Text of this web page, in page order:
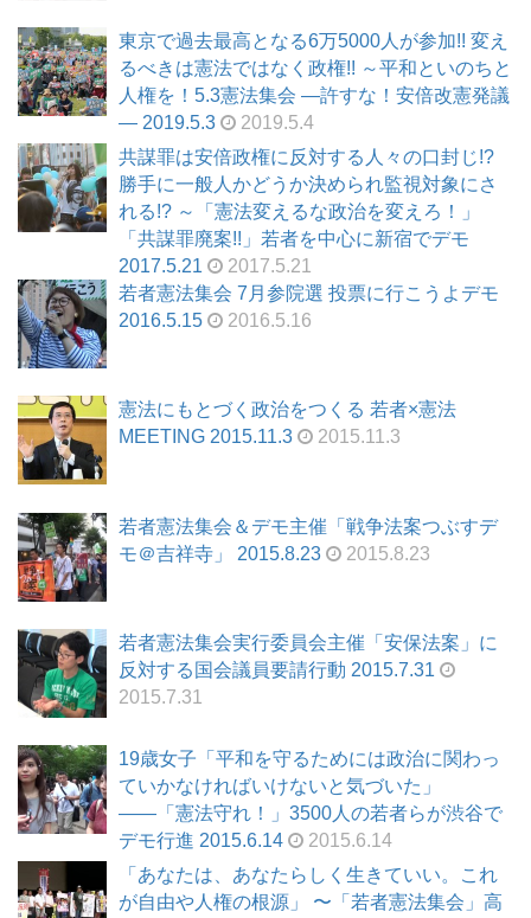
東京で過去最高となる6万5000人が参加!! 変え
るべきは憲法ではなく政権!! ～平和といのちと
人権を！5.3憲法集会 ―許すな！安倍改憲発議
― 2019.5.3
2019.5.4
共謀罪は安倍政権に反対する人々の口封じ!?
勝手に一般人かどうか決められ監視対象にさ
れる!? ～「憲法変えるな政治を変えろ！」
「共謀罪廃案!!」若者を中心に新宿でデモ
2017.5.21
2017.5.21
若者憲法集会 7月参院選 投票に行こうよデモ
2016.5.15
2016.5.16
憲法にもとづく政治をつくる 若者×憲法
MEETING 2015.11.3
2015.11.3
若者憲法集会＆デモ主催「戦争法案つぶすデ
モ＠吉祥寺」 2015.8.23
2015.8.23
若者憲法集会実行委員会主催「安保法案」に
反対する国会議員要請行動 2015.7.31
2015.7.31
19歳女子「平和を守るためには政治に関わっ
ていかなければいけないと気づいた」
――「憲法守れ！」3500人の若者らが渋谷で
デモ行進 2015.6.14
2015.6.14
「あなたは、あなたらしく生きていい。これ
が自由や人権の根源」 〜「若者憲法集会」高